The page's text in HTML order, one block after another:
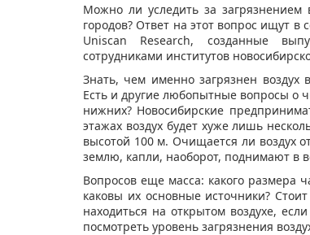
Можно ли уследить за загрязнением
городов? Ответ на этот вопрос ищут в
Uniscan Research, созданные
сотрудниками институтов
Знать, чем именно загрязнен
Есть и другие любопытные вопросы о
нижних? Новосибирские
этажах воздух будет хуже лишь
высотой 100 м. Очищается ли воздух
землю, капли, наоборот, поднимают в
Вопросов еще масса: какого
каковы их основные источники?
находиться на открытом воздухе,
посмотреть уровень загрязнения